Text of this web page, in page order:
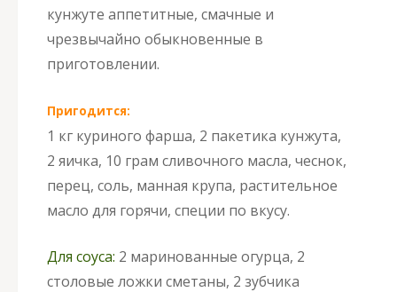
кунжуте аппетитные, смачные и
чрезвычайно обыкновенные в
приготовлении.
Пригодится:
1 кг куриного фарша, 2 пакетика кунжута,
2 яичка, 10 грам сливочного масла, чеснок,
перец, соль, манная крупа, растительное
масло для горячи, специи по вкусу.
Для соуса: 2 маринованные огурца, 2
столовые ложки сметаны, 2 зубчика